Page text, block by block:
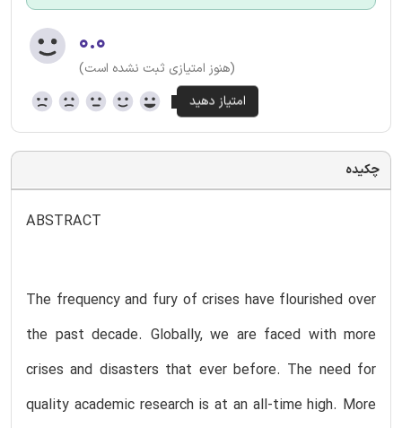
۰.۰
(هنوز امتیازی ثبت نشده است)
چکیده
ABSTRACT
The frequency and fury of crises have flourished over
the past decade. Globally, we are faced with more
crises and disasters that ever before. The need for
quality academic research is at an all-time high. More